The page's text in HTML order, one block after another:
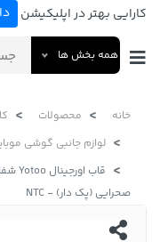
کارایی بهتر در اپلیکیشن
همه بخش ها
خانه محصولات
لوازم جانبی گوشی
صحرایی (پک دار) - NTC